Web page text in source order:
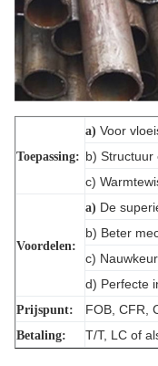
Toepassing:
a) Voor
b) Structuur
c)
Voordelen:
a) De
b) Beter
c)
d) Perfecte
Prijspunt: FOB, CFR,
Betaling: T/T, LC of